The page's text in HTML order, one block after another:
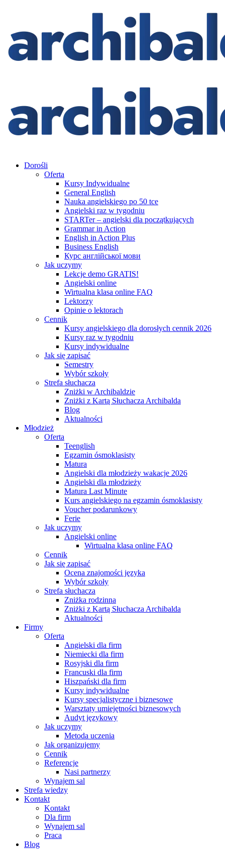
Dorośli
Oferta
Kursy Indywidualne
General English
Nauka angielskiego po 50 tce
Angielski raz w tygodniu
STARTer – angielski dla początkujących
Grammar in Action
English in Action Plus
Business English
Курс англійської мови
Jak uczymy
Lekcje demo GRATIS!
Angielski online
Wirtualna klasa online FAQ
Lektorzy
Opinie o lektorach
Cennik
Kursy angielskiego dla dorosłych cennik 2026
Kursy raz w tygodniu
Kursy indywidualne
Jak się zapisać
Semestry
Wybór szkoły
Strefa słuchacza
Zniżki w Archibaldzie
Zniżki z Kartą Słuchacza Archibalda
Blog
Aktualności
Młodzież
Oferta
Teenglish
Egzamin ósmoklasisty
Matura
Angielski dla młodzieży wakacje 2026
Angielski dla młodzieży
Matura Last Minute
Kurs angielskiego na egzamin ósmoklasisty
Voucher podarunkowy
Ferie
Jak uczymy
Angielski online
Wirtualna klasa online FAQ
Cennik
Jak się zapisać
Ocena znajomości języka
Wybór szkoły
Strefa słuchacza
Zniżka rodzinna
Zniżki z Kartą Słuchacza Archibalda
Aktualności
Firmy
Oferta
Angielski dla firm
Niemiecki dla firm
Rosyjski dla firm
Francuski dla firm
Hiszpański dla firm
Kursy indywidualne
Kursy specjalistyczne i biznesowe
Warsztaty umiejętności biznesowych
Audyt językowy
Jak uczymy
Metoda uczenia
Jak organizujemy
Cennik
Referencje
Nasi partnerzy
Wynajem sal
Strefa wiedzy
Kontakt
Kontakt
Dla firm
Wynajem sal
Praca
Blog